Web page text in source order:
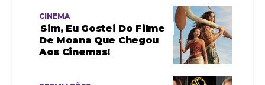
CINEMA
Sim, Eu Gostei Do Filme
De Moana Que Chegou
Aos Cinemas!